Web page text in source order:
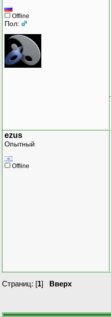
Offline
Пол:
ezus
Опытный
Offline
Страниц: [1] Вверх